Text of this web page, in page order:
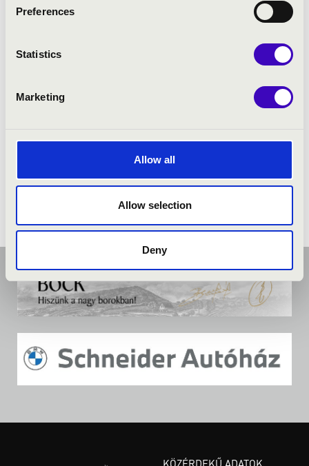
Preferences
Statistics
Marketing
Allow all
Allow selection
Deny
Mozart: F-dúr Templomi szonáta, K.244
Haydn: G-dúr concerto, Hob. XIV:13
KÖZÉRDEKŰ ADATOK